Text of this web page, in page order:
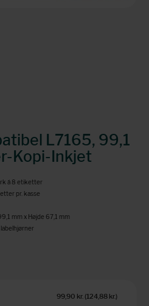
L7165, 99,1
Kopi-Inkjet
á 8 etiketter
pr. kasse
mm x Højde 67,1 mm
99,90 kr. (124,88 kr.)